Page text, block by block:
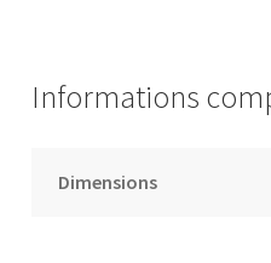
Informations
Dimensions